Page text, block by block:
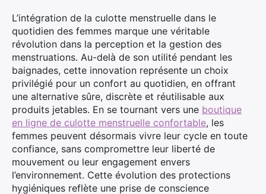
L’intégration de la culotte menstruelle dans le
quotidien des femmes marque une véritable
révolution dans la perception et la gestion des
menstruations. Au-delà de son utilité pendant les
baignades, cette innovation représente un choix
privilégié pour un confort au quotidien, en offrant
une alternative sûre, discrète et réutilisable aux
produits jetables. En se tournant vers une boutique
en ligne de culotte menstruelle confortable, les
femmes peuvent désormais vivre leur cycle en toute
confiance, sans compromettre leur liberté de
mouvement ou leur engagement envers
l’environnement. Cette évolution des protections
hygiéniques reflète une prise de conscience